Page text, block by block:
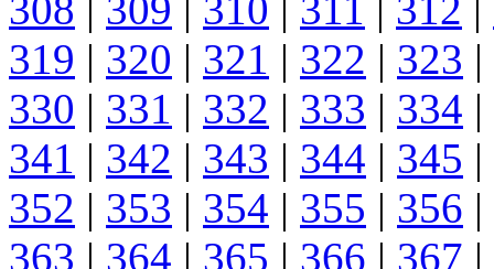
319 | 320 | 321 | 322 | 323 |
330 | 331 | 332 | 333 | 334 |
341 | 342 | 343 | 344 | 345 |
352 | 353 | 354 | 355 | 356 |
363 | 364 | 365 | 366 | 367 |